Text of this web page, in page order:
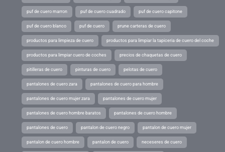
puf de cuero marron puf de cuero cuadrado puf de cuero capitone
puf de cuero blanco puf de cuero prune carteras de cuero
productos para limpieza de cuero productos para limpiar la tapiceria de cuero del coche
productos para limpiar cuero de coches precios de chaquetas de cuero
pitilleras de cuero pinturas de cuero pelotas de cuero
pantalones de cuero zara pantalones de cuero para hombre
pantalones de cuero mujer zara pantalones de cuero mujer
pantalones de cuero hombre baratos pantalones de cuero hombre
pantalones de cuero pantalon de cuero negro pantalon de cuero mujer
pantalon de cuero hombre pantalon de cuero neceseres de cuero